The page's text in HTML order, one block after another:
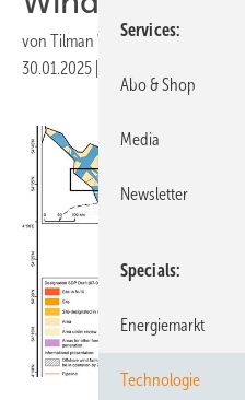
von Tilman Weber
30.01.2025
Services
Abo & Shop
Media
Newsletter
Specials
Energiemarkt
Technologie